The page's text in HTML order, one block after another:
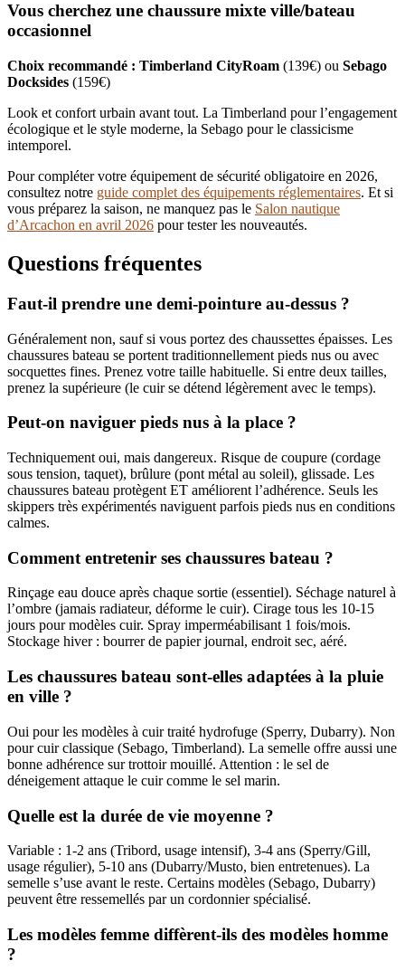
Vous cherchez une chaussure mixte ville/bateau
occasionnel
Choix recommandé : Timberland CityRoam (139€) ou Sebago
Docksides (159€)
Look et confort urbain avant tout. La Timberland pour l’engagement
écologique et le style moderne, la Sebago pour le classicisme
intemporel.
Pour compléter votre équipement de sécurité obligatoire en 2026,
consultez notre guide complet des équipements réglementaires. Et si
vous préparez la saison, ne manquez pas le Salon nautique
d’Arcachon en avril 2026 pour tester les nouveautés.
Questions fréquentes
Faut-il prendre une demi-pointure au-dessus ?
Généralement non, sauf si vous portez des chaussettes épaisses. Les
chaussures bateau se portent traditionnellement pieds nus ou avec
socquettes fines. Prenez votre taille habituelle. Si entre deux tailles,
prenez la supérieure (le cuir se détend légèrement avec le temps).
Peut-on naviguer pieds nus à la place ?
Techniquement oui, mais dangereux. Risque de coupure (cordage
sous tension, taquet), brûlure (pont métal au soleil), glissade. Les
chaussures bateau protègent ET améliorent l’adhérence. Seuls les
skippers très expérimentés naviguent parfois pieds nus en conditions
calmes.
Comment entretenir ses chaussures bateau ?
Rinçage eau douce après chaque sortie (essentiel). Séchage naturel à
l’ombre (jamais radiateur, déforme le cuir). Cirage tous les 10-15
jours pour modèles cuir. Spray imperméabilisant 1 fois/mois.
Stockage hiver : bourrer de papier journal, endroit sec, aéré.
Les chaussures bateau sont-elles adaptées à la pluie
en ville ?
Oui pour les modèles à cuir traité hydrofuge (Sperry, Dubarry). Non
pour cuir classique (Sebago, Timberland). La semelle offre aussi une
bonne adhérence sur trottoir mouillé. Attention : le sel de
déneigement attaque le cuir comme le sel marin.
Quelle est la durée de vie moyenne ?
Variable : 1-2 ans (Tribord, usage intensif), 3-4 ans (Sperry/Gill,
usage régulier), 5-10 ans (Dubarry/Musto, bien entretenues). La
semelle s’use avant le reste. Certains modèles (Sebago, Dubarry)
peuvent être ressemellés par un cordonnier spécialisé.
Les modèles femme diffèrent-ils des modèles homme
?